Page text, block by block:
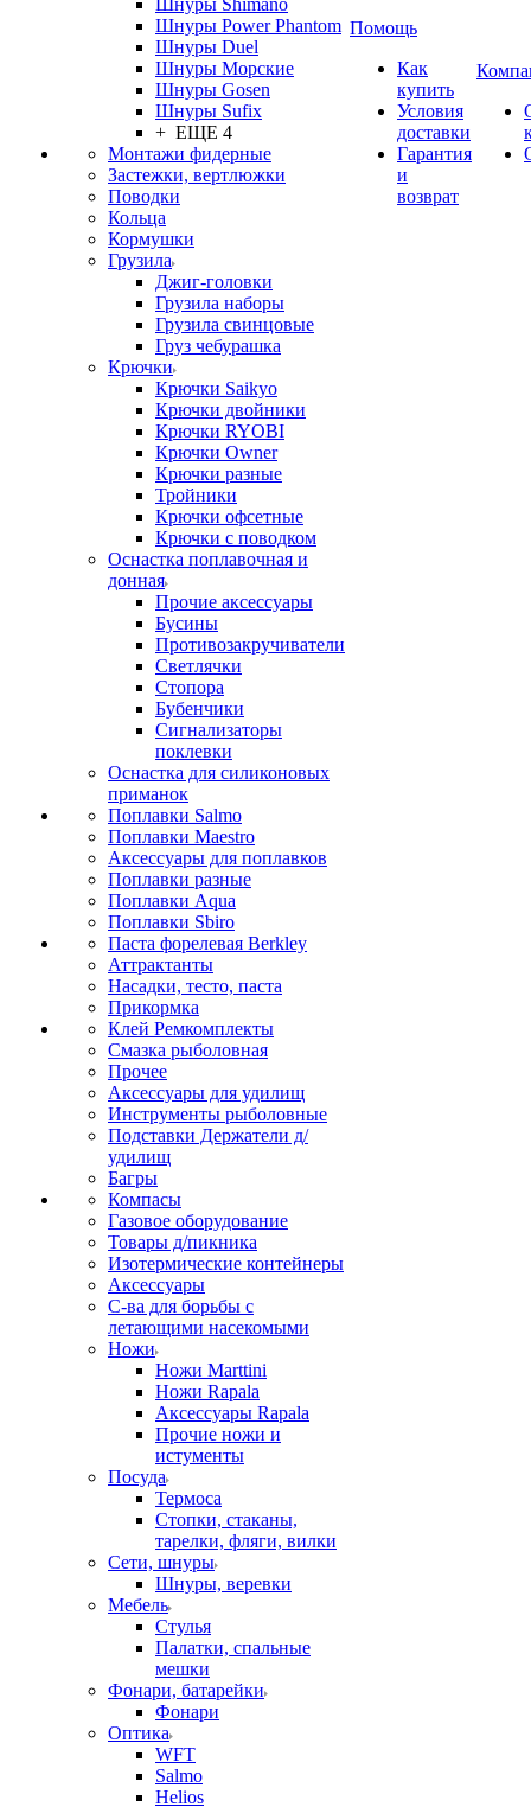
Шнуры Shimano
Шнуры Power Phantom
Шнуры Duel
Шнуры Морские
Шнуры Gosen
Шнуры Sufix
+ ЕЩЕ 4
Монтажи фидерные
Застежки, вертлюжки
Поводки
Кольца
Кормушки
Грузила
Джиг-головки
Грузила наборы
Грузила свинцовые
Груз чебурашка
Крючки
Крючки Saikyo
Крючки двойники
Крючки RYOBI
Крючки Owner
Крючки разные
Тройники
Крючки офсетные
Крючки с поводком
Оснастка поплавочная и
донная
Прочие аксессуары
Бусины
Противозакручиватели
Светлячки
Стопора
Бубенчики
Сигнализаторы
поклевки
Оснастка для силиконовых
приманок
Поплавки Salmo
Поплавки Maestro
Аксессуары для поплавков
Поплавки разные
Поплавки Aqua
Поплавки Sbiro
Паста форелевая Berkley
Аттрактанты
Насадки, тесто, паста
Прикормка
Клей Ремкомплекты
Смазка рыболовная
Прочее
Аксессуары для удилищ
Инструменты рыболовные
Подставки Держатели д/
удилищ
Багры
Компасы
Газовое оборудование
Товары д/пикника
Изотермические контейнеры
Аксессуары
С-ва для борьбы с
летающими насекомыми
Ножи
Ножи Marttini
Ножи Rapala
Аксессуары Rapala
Прочие ножи и
истументы
Посуда
Термоса
Стопки, стаканы,
тарелки, фляги, вилки
Сети, шнуры
Шнуры, веревки
Мебель
Стулья
Палатки, спальные
мешки
Фонари, батарейки
Фонари
Оптика
WFT
Salmo
Helios
Помощь
Как
купить
Условия
доставки
Гарантия
и
возврат